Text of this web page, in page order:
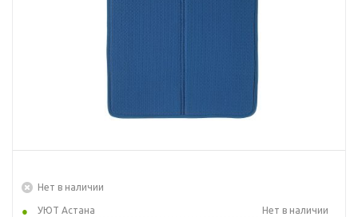
Нет в наличии
УЮТ Астана
Нет в наличии